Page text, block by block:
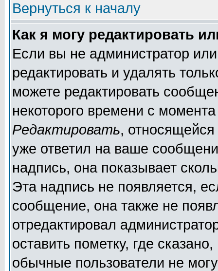
Вернуться к началу
Как я могу редактировать
Если вы не администратор
редактировать и удалять
можете редактировать
некоторого времени с
Редактировать,
уже ответил на ваше
надпись, она показывает
Эта надпись не появляется,
сообщение, она также не
отредактировал
оставить пометку, где
обычные пользователи не